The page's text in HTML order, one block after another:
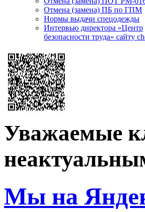
Отмена (замена) ПБ по ГПМ
Нормы выдачи спецодежды
Интервью директора «Центр
безопасности труда» сайту
Уважаемые
Мы на